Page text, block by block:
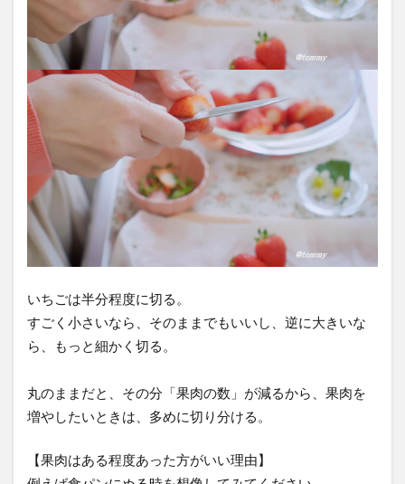
るコ
ツ③
鍋は
小さ
すくう
2.11
うまく
作るコ
ク取り
はほど
ほどで
2.12
仕上げ
ンを入
いちごは半分程度に切る。
すごく小さいなら、そのままでもいいし、逆に大きいな
ら、もっと細かく切る。
丸のままだと、その分「果肉の数」が減るから、果肉を
増やしたいときは、多めに切り分ける。
【果肉はある程度あった方がいい理由】